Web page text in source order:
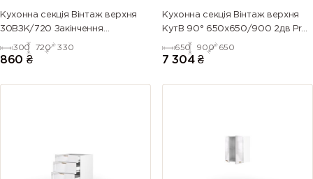
Кухонна секція Вінтаж верхня
30ВЗК/720 Закінчення
Кутове(Білий)
300 720 330
860 ₴
Кухонна секція Вінтаж верхня
КутВ 90° 650х650/900 2дв Pro
Blum(Білий/Напівмат Білий
9003)
650 900 650
7 304 ₴